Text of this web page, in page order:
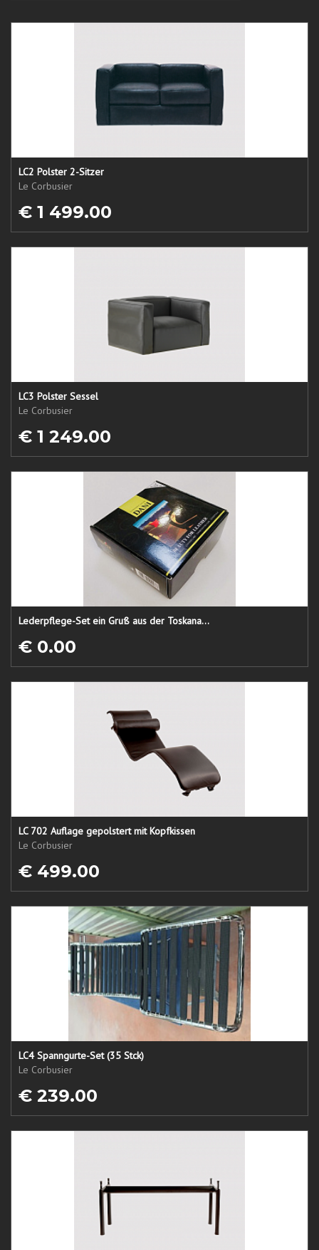
LC2 Polster 2-Sitzer
Le Corbusier
€ 1 499.00
LC3 Polster Sessel
Le Corbusier
€ 1 249.00
Lederpflege-Set ein Gruß aus der Toskana...
€ 0.00
LC 702 Auflage gepolstert mit Kopfkissen
Le Corbusier
€ 499.00
LC4 Spanngurte-Set (35 Stck)
Le Corbusier
€ 239.00